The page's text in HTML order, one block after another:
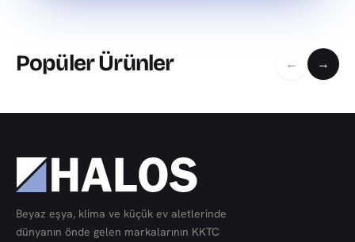
Popüler Ürünler ← →
Beyaz eşya, klima ve küçük ev aletlerinde
dünyanın önde gelen markalarının KKTC